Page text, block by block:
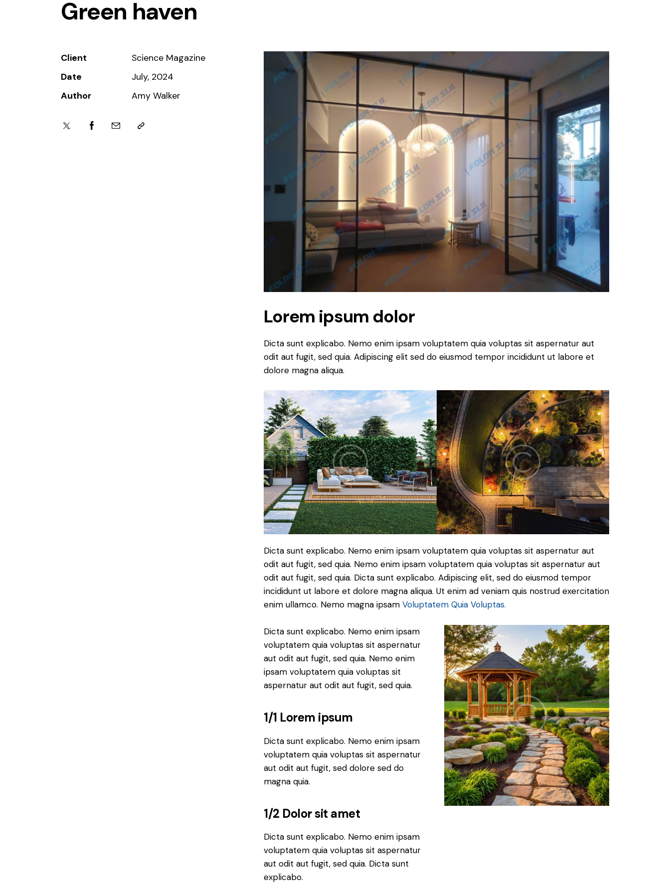
Green haven
Client
Science Magazine
Date
July, 2024
Author
Amy Walker
Lorem ipsum dolor
Dicta sunt explicabo. Nemo enim ipsam voluptatem quia voluptas sit aspernatur aut
odit aut fugit, sed quia. Adipiscing elit sed do eiusmod tempor incididunt ut labore et
dolore magna aliqua.
Dicta sunt explicabo. Nemo enim ipsam voluptatem quia voluptas sit aspernatur aut
odit aut fugit, sed quia. Nemo enim ipsam voluptatem quia voluptas sit aspernatur aut
odit aut fugit, sed quia. Dicta sunt explicabo. Adipiscing elit, sed do eiusmod tempor
incididunt ut labore et dolore magna aliqua. Ut enim ad veniam quis nostrud exercitation
enim ullamco. Nemo magna ipsam Voluptatem Quia Voluptas.
Dicta sunt explicabo. Nemo enim ipsam
voluptatem quia voluptas sit aspernatur
aut odit aut fugit, sed quia. Nemo enim
ipsam voluptatem quia voluptas sit
aspernatur aut odit aut fugit, sed quia.
1/1 Lorem ipsum
Dicta sunt explicabo. Nemo enim ipsam
voluptatem quia voluptas sit aspernatur
aut odit aut fugit, sed dolore sed do
magna quia.
1/2 Dolor sit amet
Dicta sunt explicabo. Nemo enim ipsam
voluptatem quia voluptas sit aspernatur
aut odit aut fugit, sed quia. Dicta sunt
explicabo.